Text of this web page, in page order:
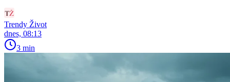
Trendy Život
dnes, 08:13
3 min